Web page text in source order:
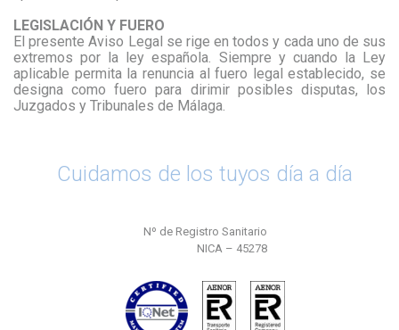
LEGISLACIÓN Y FUERO
El presente Aviso Legal se rige en todos y cada uno de sus
extremos por la ley española. Siempre y cuando la Ley
aplicable permita la renuncia al fuero legal establecido, se
designa como fuero para dirimir posibles disputas, los
Juzgados y Tribunales de Málaga.
Cuidamos de los tuyos día a día
Nº de Registro Sanitario
NICA – 45278